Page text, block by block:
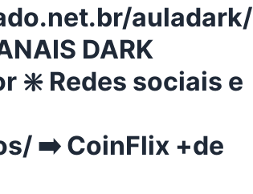
auladark/
DARK
❇️ Redes sociais e
➡️ CoinFlix +de